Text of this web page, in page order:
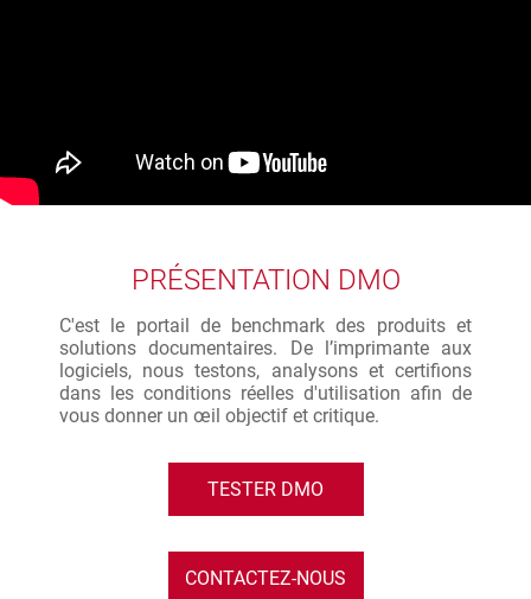
PRÉSENTATION DMO
C'est le portail de benchmark des produits et
solutions documentaires. De l’imprimante aux
logiciels, nous testons, analysons et certifions
dans les conditions réelles d'utilisation afin de
vous donner un œil objectif et critique.
TESTER DMO
CONTACTEZ-NOUS